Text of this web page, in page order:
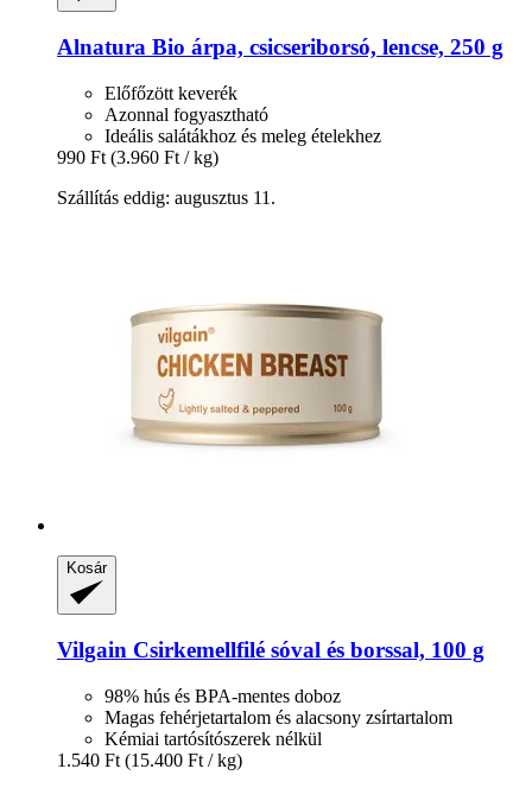
Alnatura Bio árpa, csicseriborsó, lencse, 250 g
Előfőzött keverék
Azonnal fogyasztható
Ideális salátákhoz és meleg ételekhez
990 Ft (3.960 Ft / kg)
Szállítás eddig: augusztus 11.
Kosár
Vilgain Csirkemellfilé sóval és borssal, 100 g
98% hús és BPA-mentes doboz
Magas fehérjetartalom és alacsony zsírtartalom
Kémiai tartósítószerek nélkül
1.540 Ft (15.400 Ft / kg)